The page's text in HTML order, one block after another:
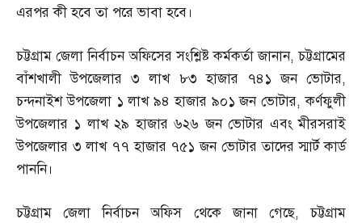
এরপর কী হবে তা পরে ভাবা হবে।
চট্টগ্রাম জেলা নির্বাচন অফিসের সংশ্লিষ্ট কর্মকর্তা জানান,চট্টগ্রামের
বাঁশখালী উপজেলার ৩ লাখ ৮৩ হাজার ৭৪১ জন ভোটার,
চন্দনাইশ উপজেলা ১ লাখ ৯৪ হাজার ৯০১ জন ভোটার,কর্ণফুলী
উপজেলার ১ লাখ ২৯ হাজার ৬২৬ জন ভোটার এবং মীরসরাই
উপজেলার ৩ লাখ ৭৭ হাজার ৭৫১ জন ভোটার তাদের স্মার্ট কার্ড
পাননি।
চট্টগ্রাম জেলা নির্বাচন অফিস থেকে জানা গেছে,চট্টগ্রাম